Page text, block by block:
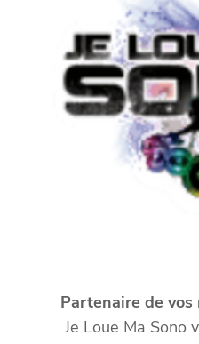
Partenaire de
Je Loue Ma Sono